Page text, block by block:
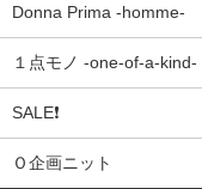
Donna Prima -homme-
１点モノ -one-of-a-kind-
SALE❗
Ｏ企画ニット